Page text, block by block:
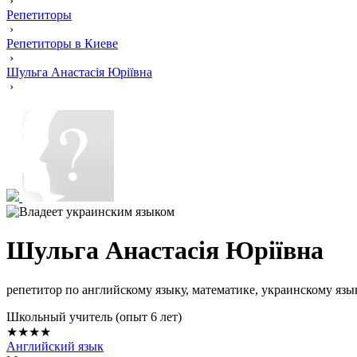
Репетиторы
›
Репетиторы в Киеве
›
Шульга Анастасія Юріївна
›
Шульга Анастасія Юріївна
репетитор по английскому языку, математике, украинскому
Школьный учитель (опыт 6 лет)
★★★★
Английский язык